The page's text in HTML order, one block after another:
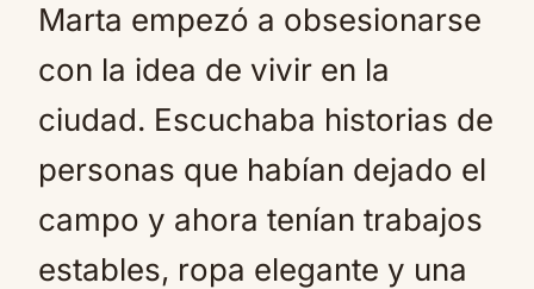
Marta empezó a obsesionarse
con la idea de vivir en la
ciudad. Escuchaba historias de
personas que habían dejado el
campo y ahora tenían trabajos
estables, ropa elegante y una